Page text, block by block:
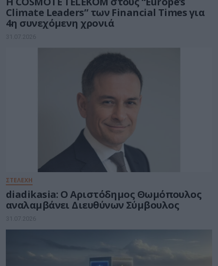
Climate Leaders” των Financial Times για
4η συνεχόμενη χρονιά
31.07.2026
ΣΤΕΛΕΧΗ
diadikasia: Ο Αριστόδημος Θωμόπουλος
αναλαμβάνει Διευθύνων Σύμβουλος
31.07.2026